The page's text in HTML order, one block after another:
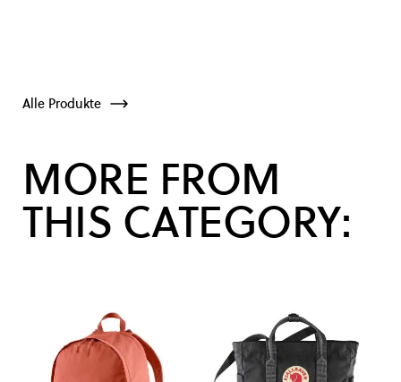
Alle Produkte
MORE FROM
THIS CATEGORY: